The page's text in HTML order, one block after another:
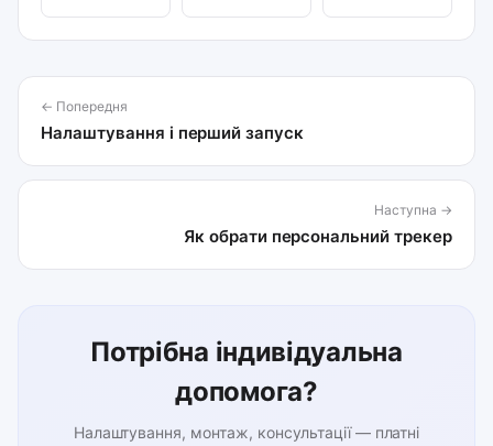
← Попередня
Налаштування і перший запуск
Наступна →
Як обрати персональний трекер
Потрібна індивідуальна
допомога?
Налаштування, монтаж, консультації — платні